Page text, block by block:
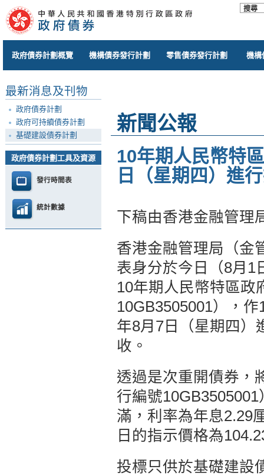
政府債券計劃概覽 機構債券發行計劃 零售債券發行計劃 機構
最新消息及刊物
政府債券計劃
政府可持續債券計劃
基礎建設債券計劃
政府債券計劃工具及資源
發行時間表
統計數據
新聞公報
10年期人民幣特
日（星期四）進
下稿由香港金融管理
香港金融管理局（金
表身分於今日（8月1
10年期人民幣特區政
10GB3505001），
年8月7日（星期四）
收。
透過是次重開債券，
行編號
滿，利率為年息2.29
日的指示價格為
投標只供於基礎建設